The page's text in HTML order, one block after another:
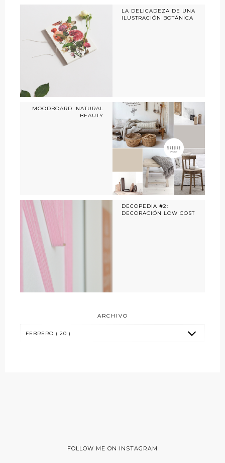
LA DELICADEZA DE UNA
ILUSTRACIÓN BOTÁNICA
MOODBOARD: NATURAL
BEAUTY
DECOPEDIA #2:
DECORACIÓN LOW COST
ARCHIVO
FOLLOW ME ON INSTAGRAM